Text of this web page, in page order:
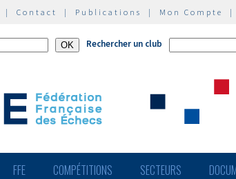
| Contact | Publications | Mon Compte |
Rechercher un club
FFE COMPÉTITIONS SECTEURS